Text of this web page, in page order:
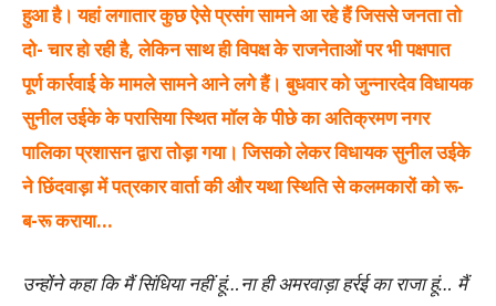
हुआ है। यहां लगातार कुछ ऐसे प्रसंग सामने आ रहे हैं जिससे जनता तो
दो- चार हो रही है, लेकिन साथ ही विपक्ष के राजनेताओं पर भी पक्षपात
पूर्ण कार्रवाई के मामले सामने आने लगे हैं। बुधवार को जुन्नारदेव विधायक
सुनील उईके के परासिया स्थित मॉल के पीछे का अतिक्रमण नगर
पालिका प्रशासन द्वारा तोड़ा गया। जिसको लेकर विधायक सुनील उईके
ने छिंदवाड़ा में पत्रकार वार्ता की और यथा स्थिति से कलमकारों को रू-
ब-रू कराया…
उन्होंने कहा कि मैं सिंधिया नहीं हूं…ना ही अमरवाड़ा हर्रई का राजा हूं… मैं